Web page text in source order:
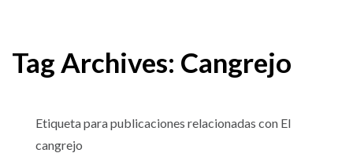
Tag Archives: Cangrejo
Etiqueta para publicaciones relacionadas con El
cangrejo